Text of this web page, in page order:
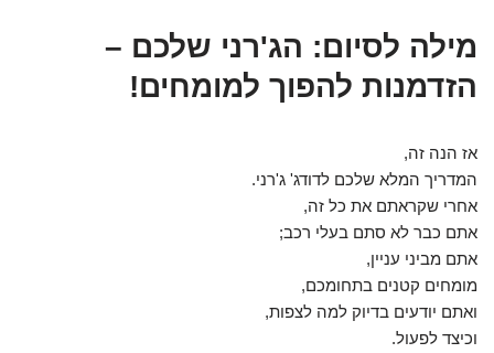
מילה לסיום: הג'רני שלכם –
הזדמנות להפוך למומחים!
אז הנה זה,
המדריך המלא שלכם לדודג' ג'רני.
אחרי שקראתם את כל זה,
אתם כבר לא סתם בעלי רכב;
אתם מביני עניין,
מומחים קטנים בתחומכם,
ואתם יודעים בדיוק למה לצפות,
וכיצד לפעול.